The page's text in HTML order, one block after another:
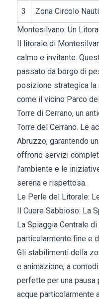
3 Zona Circolo
Montesilvano: Un
Il litorale di
calmo e invitante.
passato da borgo di
posizione strategica la
come il vicino Parco
Torre di Cerrano, un
Torre del Cerrano. Le
Abruzzo, garantendo
offrono servizi
l'ambiente e le
serena e rispettosa.
Le Perle del Litorale:
Il Cuore Sabbioso: La
La Spiaggia Centrale
particolarmente fine e
Gli stabilimenti della
e animazione, a
perfette per una pausa
acque particolarmente